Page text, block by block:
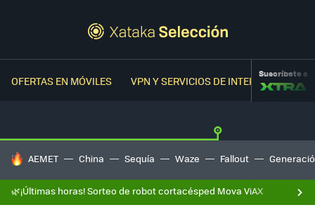
OFERTAS EN MÓVILES VPN Y SERVICIOS DE INTERNETSuscríbete a
HOY SE HABLA DE
AEMET China Sequía Waze Fallout
🌿¡Últimas horas! Sorteo de robot cortacésped Mova ViAX